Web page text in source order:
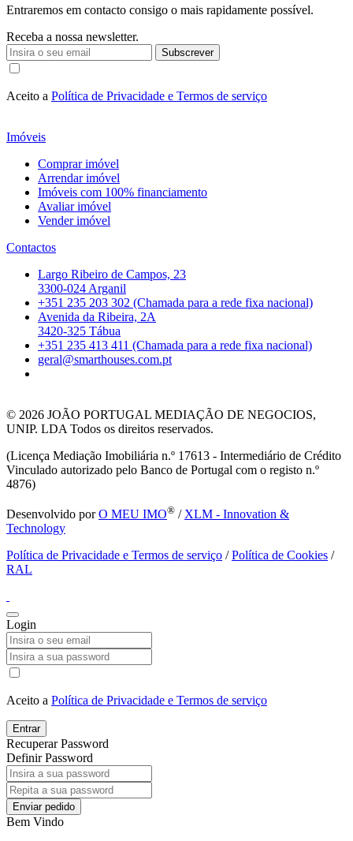
Entraremos em contacto consigo o mais rapidamente possível.
Receba a nossa newsletter.
Subscrever
Aceito a Política de Privacidade e Termos de serviço
Imóveis
Comprar imóvel
Arrendar imóvel
Imóveis com 100% financiamento
Avaliar imóvel
Vender imóvel
Contactos
Largo Ribeiro de Campos, 23
3300-024 Arganil
+351 235 203 302 (Chamada para a rede fixa nacional)
Avenida da Ribeira, 2A
3420-325 Tábua
+351 235 413 411 (Chamada para a rede fixa nacional)
geral@smarthouses.com.pt
© 2026 JOÃO PORTUGAL MEDIAÇÃO DE NEGOCIOS,
UNIP. LDA Todos os direitos reservados.
(Licença Mediação Imobiliária n.º 17613 - Intermediário de Crédito
Vinculado autorizado pelo Banco de Portugal com o registo n.º
4876)
Desenvolvido porO MEU IMO® / XLM - Innovation &
Technology
Política de Privacidade e Termos de serviço /Política de Cookies /
RAL
Login
Aceito a Política de Privacidade e Termos de serviço
Entrar
Recuperar Password
Definir Password
Enviar pedido
Bem Vindo